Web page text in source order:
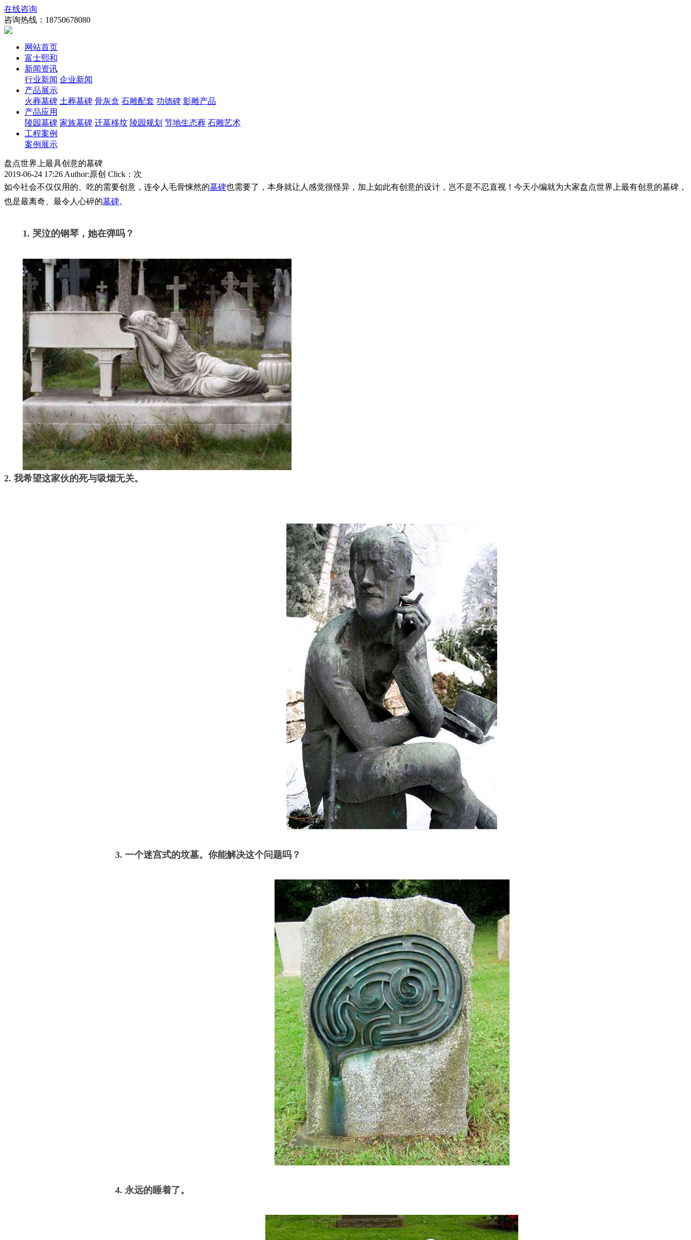
在线咨询
咨询热线： 18750678080
网站首页
富士熙和
新闻资讯
行业新闻 企业新闻
产品展示
火葬墓碑 土葬墓碑 骨灰盒 石雕配套 功德碑 影雕产品
产品应用
陵园墓碑 家族墓碑 迁墓移坟 陵园规划 节地生态葬 石雕艺术
工程案例
案例展示
盘点世界上最具创意的墓碑
2019-06-24 17:26 Author:原创 Click： 次
如今社会不仅仅用的、吃的需要创意，连令人毛骨悚然的墓碑也需要了，本身就让人感觉很怪异，加上如此有创意的设计，岂不是不忍直视！今天小编就为大家盘点世界上最有创意的墓碑，
也是最离奇、最令人心碎的墓碑。
1. 哭泣的钢琴，她在弹吗？
2. 我希望这家伙的死与吸烟无关。
3. 一个迷宫式的坟墓。你能解决这个问题吗？
4. 永远的睡着了。